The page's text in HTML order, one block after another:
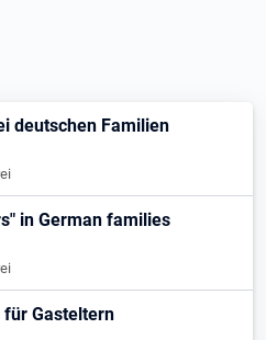
deutschen Familien
in German families
für Gasteltern